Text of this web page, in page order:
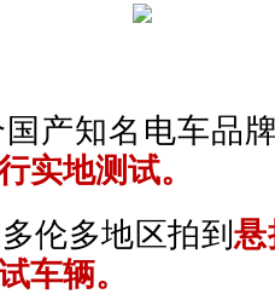
产知名电车品
实地测试。
伦多地区拍到悬
车辆。